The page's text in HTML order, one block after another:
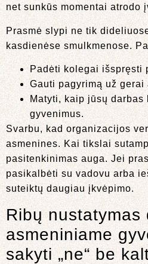
net sunkūs momentai atrodo
Prasmė slypi ne tik
kasdienėse smulkmenose.
Padėti kolegai išspręsti
Gauti pagyrimą už gerai
Matyti, kaip jūsų darbas
gyvenimus.
Svarbu, kad organizacijos
asmenines. Kai tikslai
pasitenkinimas auga. Jei
pasikalbėti su vadovu arba
suteiktų daugiau įkvėpimo.
Ribų nustatymas
asmeniniame
sakyti „ne“ be